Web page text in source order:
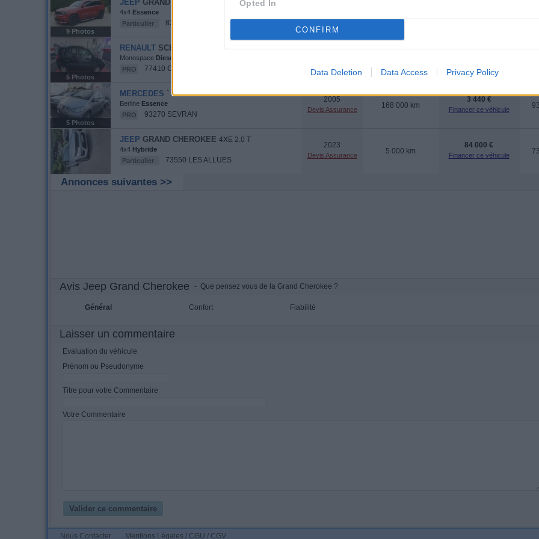
Opted In
CONFIRM
Data Deletion Data Access Privacy Policy
9 Photos
JEEP GRAND CHEROKEE SRT ROUGE
4x4 Essence
Particulier
83630 MOISSAC-BELLEVUE
Devis Assurance Financer ce véhicule
5 Photos
RENAULT SCENIC 1.5 DCI 85CH ECO2 LATITUD
Monospace Diesel
PRO
77410 CLAYE-SOUILLY
5 Photos
MERCEDES ` AUTRES MODA¨LES AVA
Berline Essence
PRO
93270 SEVRAN
2005
Devis Assurance 168 000 km
3 440 €
Financer ce véhicule 93
JEEP GRAND CHEROKEE 4XE 2.0 T
4x4 Hybride
Particulier
73550 LES ALLUES
2023
Devis Assurance 5 000 km
84 000 €
Financer ce véhicule 73
Annonces suivantes >>
Avis Jeep Grand Cherokee - Que pensez vous de la Grand Cherokee ?
Général Confort Fiabilité
Laisser un commentaire
Evaluation du véhicule
Prénom ou Pseudonyme
Titre pour votre Commentaire
Votre Commentaire
Nous Contacter Mentions Légales / CGU / CGV